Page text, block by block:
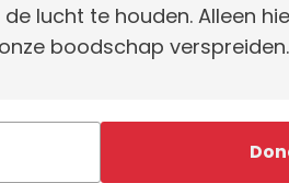
lucht te houden. Alleen
boodschap verspreiden.